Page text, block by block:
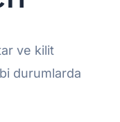
ve kilit
durumlarda